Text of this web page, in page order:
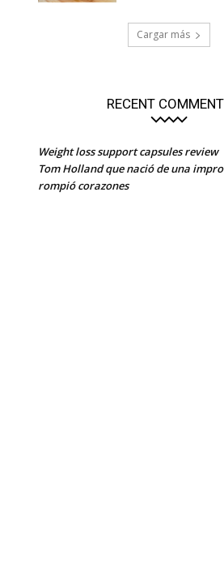
Cargar más
RECENT
Weight loss support capsules review
Tom Holland que nació de una
rompió corazones